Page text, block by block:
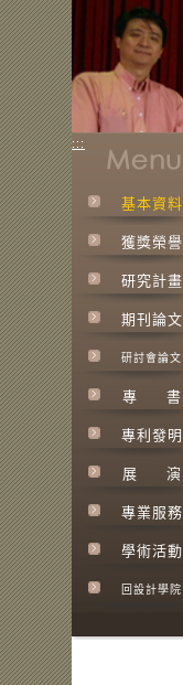
:::
基本資料
獲獎榮譽
研究計畫
期刊論文
研討會論文
專 書
專利發明
展 演
專業服務
學術活動
回設計學院